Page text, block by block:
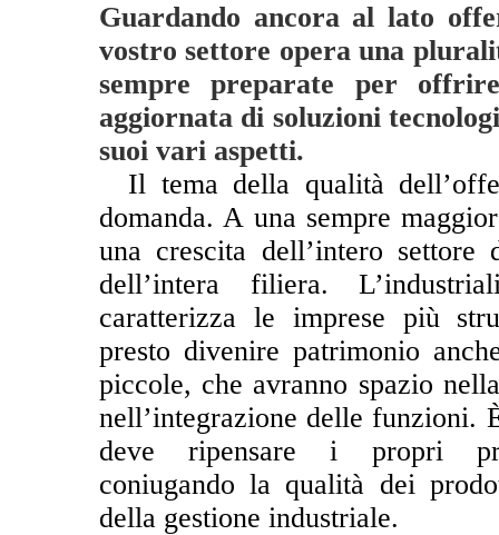
Guardando ancora al lato
vostro settore opera una
sempre preparate per
aggiornata di soluzioni
suoi vari aspetti.
Il tema della qualità
domanda. A una sempre
una crescita dell’intero settore
dell’intera filiera.
caratterizza le imprese più
presto divenire patrimonio
piccole, che avranno spazio
nell’integrazione delle funzioni.
deve ripensare i propri
coniugando la qualità dei
della gestione industriale.